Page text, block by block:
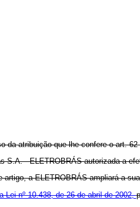
da atribuição que lhe confere o art.
S.A. - ELETROBRÁS autorizada a
a ELETROBRÁS ampliará a
Lei nº 10.438, de 26 de abril de 2002,